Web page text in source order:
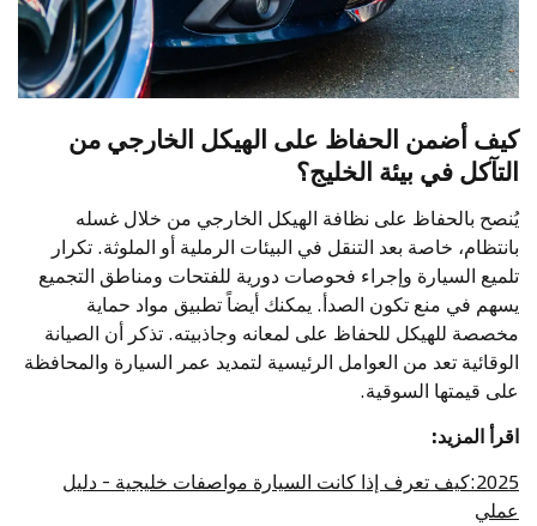
كيف أضمن الحفاظ على الهيكل الخارجي من
التآكل في بيئة الخليج؟
يُنصح بالحفاظ على نظافة الهيكل الخارجي من خلال غسله
بانتظام، خاصة بعد التنقل في البيئات الرملية أو الملوثة. تكرار
تلميع السيارة وإجراء فحوصات دورية للفتحات ومناطق التجميع
يسهم في منع تكون الصدأ. يمكنك أيضاً تطبيق مواد حماية
مخصصة للهيكل للحفاظ على لمعانه وجاذبيته. تذكر أن الصيانة
الوقائية تعد من العوامل الرئيسية لتمديد عمر السيارة والمحافظة
على قيمتها السوقية.
اقرأ المزيد:
2025:كيف تعرف إذا كانت السيارة مواصفات خليجية - دليل
عملي